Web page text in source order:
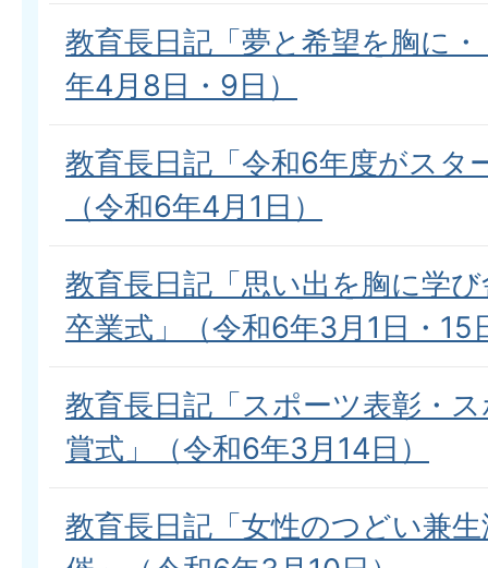
教育長日記「夢と希望を胸に
年4月8日・9日）
教育長日記「令和6年度がスタ
（令和6年4月1日）
教育長日記「思い出を胸に学
卒業式」（令和6年3月1日・15
教育長日記「スポーツ表彰・
賞式」（令和6年3月14日）
教育長日記「女性のつどい兼